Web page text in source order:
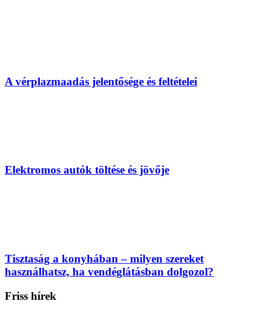
A vérplazmaadás jelentősége és feltételei
Elektromos autók töltése és jövője
Tisztaság a konyhában – milyen szereket
használhatsz, ha vendéglátásban dolgozol?
Friss hírek